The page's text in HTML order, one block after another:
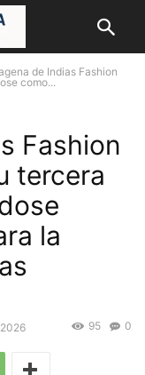
de Indias Fashion
como...
Fashion
tercera
la
0
95